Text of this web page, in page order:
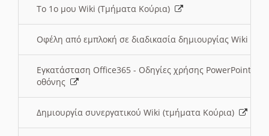
Το 1ο μου Wiki (Τμήματα Κούρια)
Οφέλη από εμπλοκή σε διαδικασία δημιουργίας Wiki
Εγκατάσταση Office365 - Οδηγίες χρήσης PowerPoint
οθόνης
Δημιουργία συνεργατικού Wiki (τμήματα Κούρια)